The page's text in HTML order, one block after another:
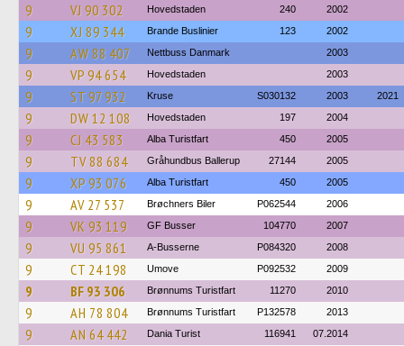
9 VJ 90 302 Hovedstaden 240 2002
9 XJ 89 344 Brande Buslinier 123 2002
9 AW 88 407 Nettbuss Danmark 2003
9 VP 94 654 Hovedstaden 2003
9 ST 97 932 Kruse S030132 2003 2021
9 DW 12 108 Hovedstaden 197 2004
9 CJ 43 583 Alba Turistfart 450 2005
9 TV 88 684 Gråhundbus Ballerup 27144 2005
9 XP 93 076 Alba Turistfart 450 2005
9 AV 27 537 Brøchners Biler P062544 2006
9 VK 93 119 GF Busser 104770 2007
9 VU 95 861 A-Busserne P084320 2008
9 CT 24 198 Umove P092532 2009
9 BF 93 306 Brønnums Turistfart 11270 2010
9 AH 78 804 Brønnums Turistfart P132578 2013
9 AN 64 442 Dania Turist 116941 07.2014